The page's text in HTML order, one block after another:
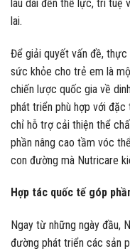
lâu dài đến thể lực, trí tuệ
lai.
Để giải quyết vấn đề, thực
sức khỏe cho trẻ em là
chiến lược quốc gia về
phát triển phù hợp với
chỉ hỗ trợ cải thiện thể
phần nâng cao tầm vóc
con đường mà Nutricare
Hợp tác quốc tế góp
Ngay từ những ngày đầu,
đường phát triển các sản